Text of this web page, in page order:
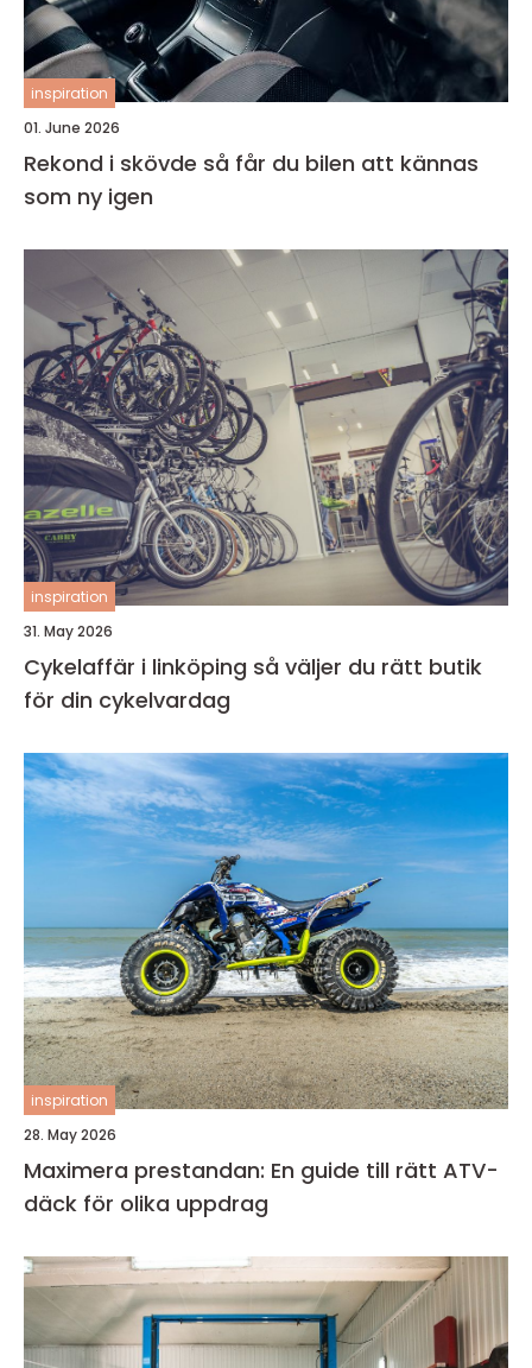
inspiration
01. June 2026
Rekond i skövde så får du bilen att kännas
som ny igen
inspiration
31. May 2026
Cykelaffär i linköping så väljer du rätt butik
för din cykelvardag
inspiration
28. May 2026
Maximera prestandan: En guide till rätt ATV-
däck för olika uppdrag